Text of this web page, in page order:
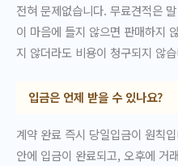
전혀 문제없습니다. 무료견적은
이 마음에 들지 않으면 판매하지
지 않더라도 비용이 청구되지 않
입금은 언제 받을 수 있나요?
계약 완료 즉시 당일입금이 원칙
안에 입금이 완료되고, 오후에 거